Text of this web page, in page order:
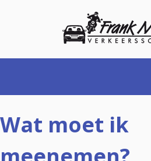
Wat moet ik